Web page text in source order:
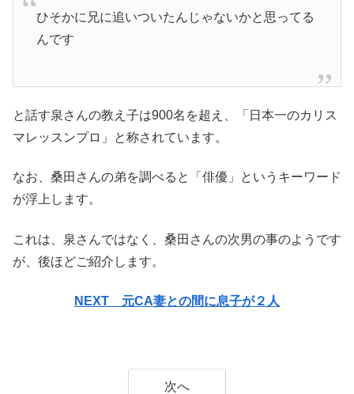
ひそかに兄に追いついたんじゃないかと思ってる
んです
と話す泉さんの教え子は900名を超え、「日本一のカリス
マレッスンプロ」と称されています。
なお、桑田さんの弟を調べると「俳優」というキーワード
が浮上します。
これは、泉さんではなく、桑田さんの次男の事のようです
が、後ほどご紹介します。
NEXT 元CA妻との間に息子が２人
次へ